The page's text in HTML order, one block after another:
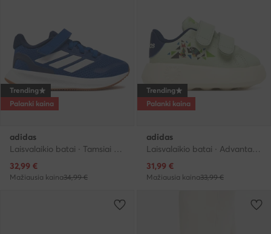
Trending
Palanki kaina
adidas
Laisvalaikio batai · Tamsiai mėlyna
Dabartinė kaina
32,99 €
Mažiausia kaina34,99 €
Trending
Palanki kaina
adidas
Laisvalaikio batai · Advantage · Žalia
Dabartinė kaina
31,99 €
Mažiausia kaina33,99 €